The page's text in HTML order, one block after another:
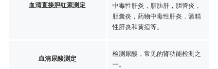
血清直接胆红素测定
中毒性肝炎，脂肪肝，胆管炎，
胆囊炎，药物中毒性肝炎，酒精
性肝炎和黄疸等。
血清尿酸测定
检测尿酸，常见的肾功能检测之
一。